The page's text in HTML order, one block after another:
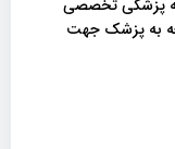
پزشکی تخصصی
به پزشک جهت